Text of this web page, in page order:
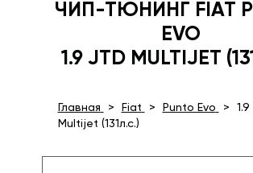
ЧИП-ТЮНИНГ FIAT
EVO
1.9 JTD MULTIJET
Главная Fiat Punto Evo
Multijet (131л.с.)